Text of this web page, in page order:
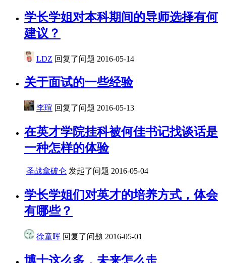
学长学姐对本科期间的导师选择有何
建议？
LDZ 回复了问题 2016-05-14
关于面试的一些经验
李瑄 回复了问题 2016-05-13
在英才学院挂科被何佳书记找谈话是
一种怎样的体验
圣战拿破仑 发起了问题 2016-05-04
学长学姐们对英才的培养方式，体会
有哪些？
徐童晖 回复了问题 2016-05-01